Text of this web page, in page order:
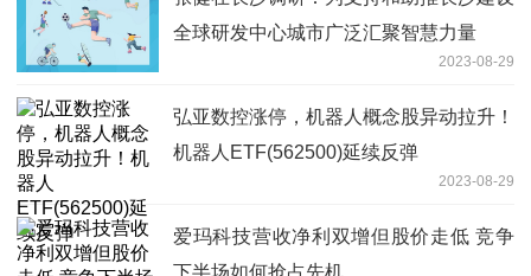
全球研发中心城市广泛汇聚智慧力量
2023-08-29
弘亚数控涨停，机器人概念股异动拉升！
机器人ETF(562500)延续反弹
2023-08-29
爱玛科技营收净利双增但股价走低 竞争
下半场如何抢占先机